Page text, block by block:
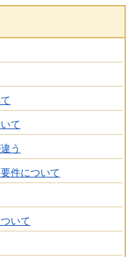
て
う
件について
いて